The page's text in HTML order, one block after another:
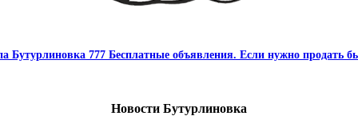
Бутурлиновка 777 Бесплатные объявления. Если нужно продать
Новости Бутурлиновка